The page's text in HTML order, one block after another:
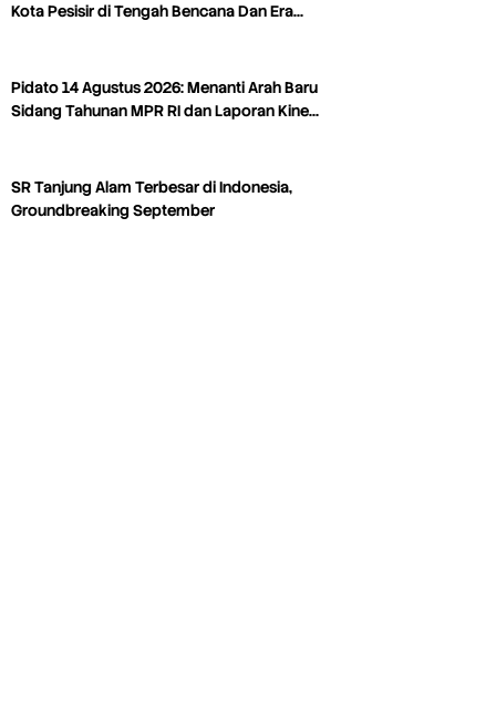
Kota Pesisir di Tengah Bencana Dan Era…
Pidato 14 Agustus 2026: Menanti Arah Baru
Sidang Tahunan MPR RI dan Laporan Kine…
SR Tanjung Alam Terbesar di Indonesia,
Groundbreaking September